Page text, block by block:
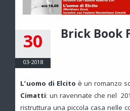
30
03-2018
Brick Book
L’uomo di Elcito è un romanzo
Cimatti: un ravennate che nel
ristruttura una piccola casa nelle